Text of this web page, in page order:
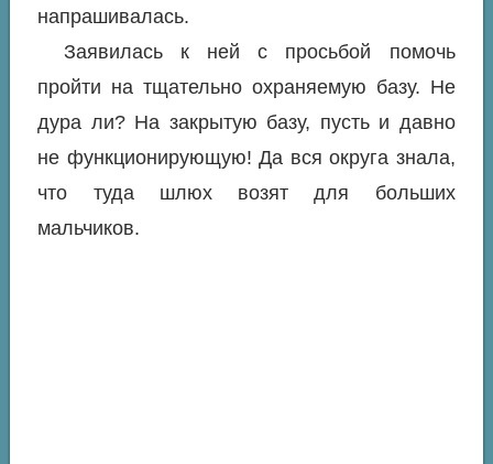
напрашивалась.
Заявилась к ней с просьбой помочь
пройти на тщательно охраняемую базу. Не
дура ли? На закрытую базу, пусть и давно
не функционирующую! Да вся округа знала,
что туда шлюх возят для больших
мальчиков.